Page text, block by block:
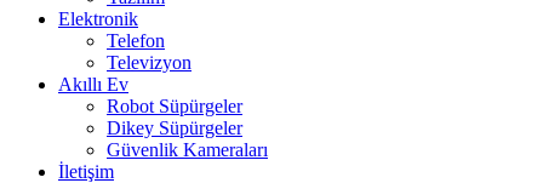
Elektronik
Telefon
Televizyon
Akıllı Ev
Robot Süpürgeler
Dikey Süpürgeler
Güvenlik Kameraları
İletişim